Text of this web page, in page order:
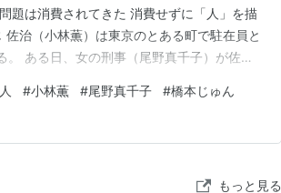
題は消費されてきた 消費せずに「人」を描
治（小林薫）は東京のとある町で駐在員と
ある日、女の刑事（尾野真千子）が佐治
かけられていることに気づいた佐治は自分
#小林薫 #尾野真千子 #橋本じゅん
もっと見る